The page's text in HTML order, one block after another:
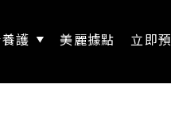
護 美麗據點 立即